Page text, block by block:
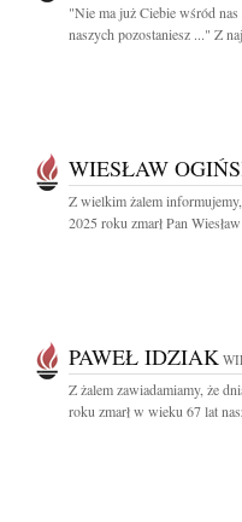
"Nie ma już Ciebie wśród nas
naszych pozostaniesz ..." Z
WIESŁAW
Z wielkim żalem
2025 roku zmarł Pan
PAWEŁ IDZIAK
Z żalem zawiadamiamy, że
roku zmarł w wieku 67 lat